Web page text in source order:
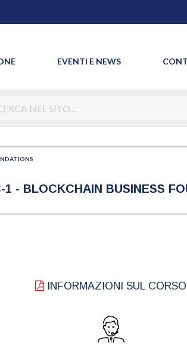
EVENTI E NEWS
1 - BLOCKCHAIN BUSINESS
INFORMAZIONI SUL CORSO